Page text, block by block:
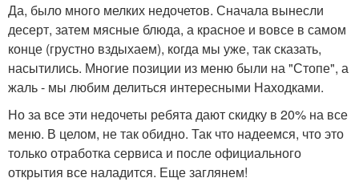
Да, было много мелких недочетов. Сначала вынесли
десерт, затем мясные блюда, а красное и вовсе в самом
конце (грустно вздыхаем), когда мы уже, так сказать,
насытились. Многие позиции из меню были на "Стопе", а
жаль - мы любим делиться интересными Находками.
Но за все эти недочеты ребята дают скидку в 20% на все
меню. В целом, не так обидно. Так что надеемся, что это
только отработка сервиса и после официального
открытия все наладится. Еще заглянем!